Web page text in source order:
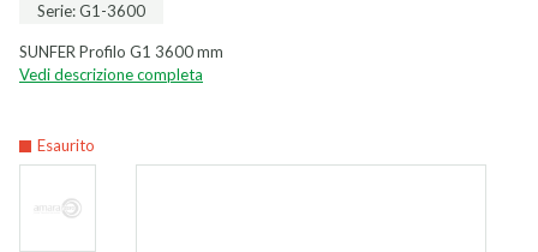
Serie: G1-3600
SUNFER Profilo G1 3600 mm
Vedi descrizione completa
Esaurito